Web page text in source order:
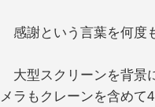
感謝という言葉を何度
大型スクリーンを背景
メラもクレーンを含めて